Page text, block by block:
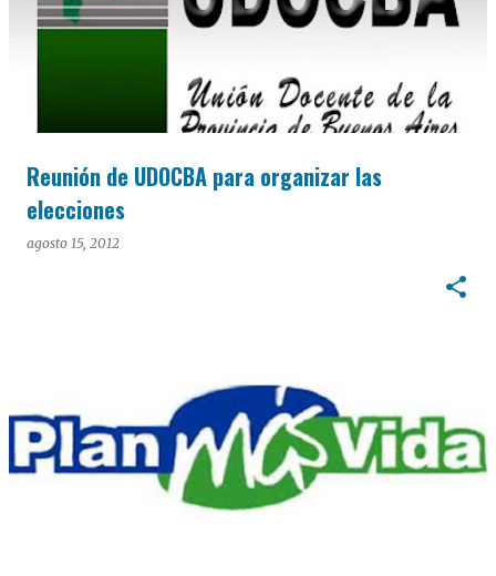
Reunión de UDOCBA para organizar las
elecciones
agosto 15, 2012